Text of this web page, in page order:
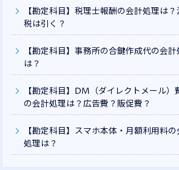
【勘定科目】税理士報酬の会計処理は？
税は引く？
【勘定科目】事務所の合鍵作成代の会計
は？
【勘定科目】DM（ダイレクトメール）
の会計処理は？広告費？販促費？
【勘定科目】スマホ本体・月額利用料
処理は？